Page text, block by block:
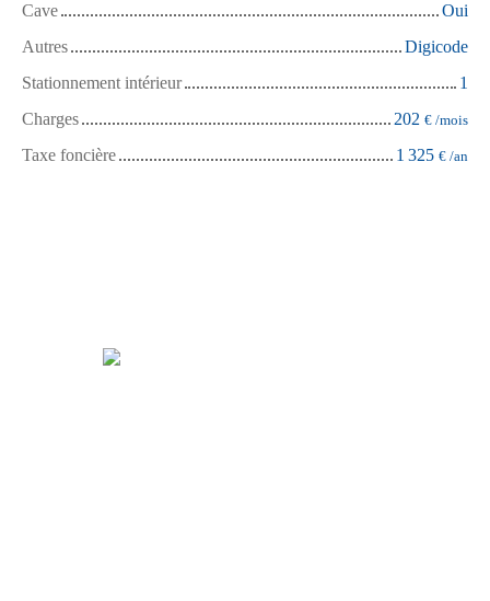
Cave
Oui
Autres
Digicode
Stationnement intérieur
1
Charges
202 € /mois
Taxe foncière 1 325 € /an